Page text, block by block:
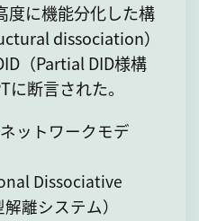
度に機能分化した構
dissociation）
（Partial DID様構
断言された。
ットワークモデ
Dissociative
離システム）